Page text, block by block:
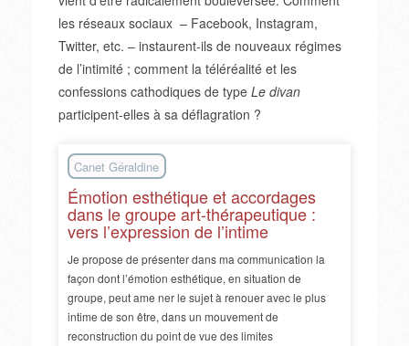
les réseaux sociaux – Facebook, Instagram,
Twitter, etc. – instaurent-ils de nouveaux régimes
de l’intimité ; comment la téléréalité et les
confessions cathodiques de type Le divan
participent-elles à sa déflagration ?
Canet Géraldine
Émotion esthétique et accordages
dans le groupe art-thérapeutique :
vers l’expression de l’intime
Je propose de présenter dans ma communication la
façon dont l’émotion esthétique, en situation de
groupe, peut ame ner le sujet à renouer avec le plus
intime de son être, dans un mouvement de
reconstruction du point de vue des limites